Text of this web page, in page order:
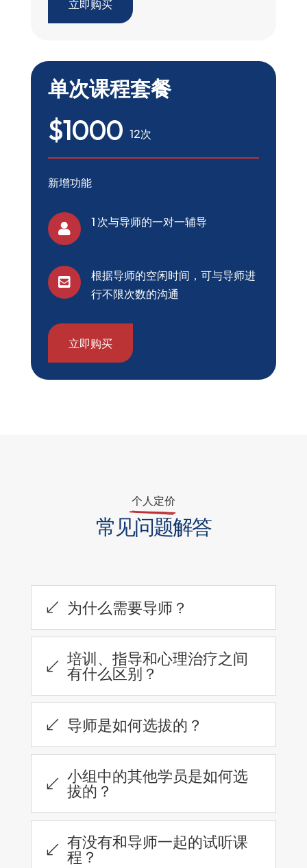
立即购买
单次课程套餐
$1000 12次
新增功能
 1 次与导师的一对一辅导

根据导师的空闲时间，可与导师进
行不限次数的沟通
立即购买
个人定价
常见问题解答
( 为什么需要导师？
( 培训、指导和心理治疗之间
有什么区别？
( 导师是如何选拔的？
( 小组中的其他学员是如何选
拔的？
( 有没有和导师一起的试听课
程？